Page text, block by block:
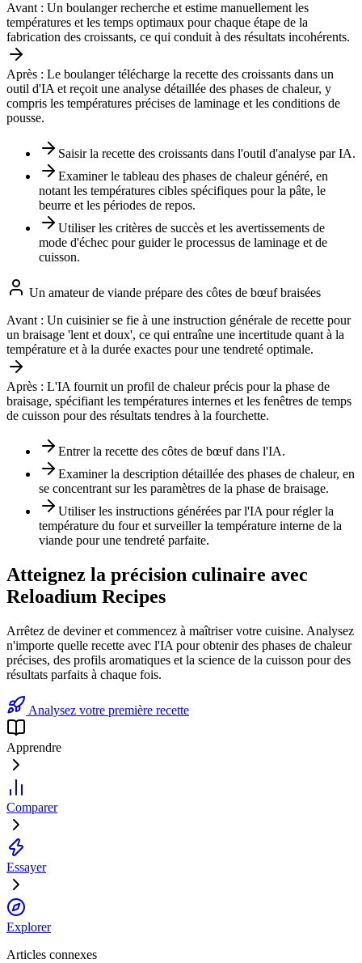
Avant : Un boulanger recherche et estime manuellement les
températures et les temps optimaux pour chaque étape de la
fabrication des croissants, ce qui conduit à des résultats incohérents.
Après : Le boulanger télécharge la recette des croissants dans un
outil d'IA et reçoit une analyse détaillée des phases de chaleur, y
compris les températures précises de laminage et les conditions de
pousse.
Saisir la recette des croissants dans l'outil d'analyse par IA.
Examiner le tableau des phases de chaleur généré, en
notant les températures cibles spécifiques pour la pâte, le
beurre et les périodes de repos.
Utiliser les critères de succès et les avertissements de
mode d'échec pour guider le processus de laminage et de
cuisson.
Un amateur de viande prépare des côtes de bœuf braisées
Avant : Un cuisinier se fie à une instruction générale de recette pour
un braisage 'lent et doux', ce qui entraîne une incertitude quant à la
température et à la durée exactes pour une tendreté optimale.
Après : L'IA fournit un profil de chaleur précis pour la phase de
braisage, spécifiant les températures internes et les fenêtres de temps
de cuisson pour des résultats tendres à la fourchette.
Entrer la recette des côtes de bœuf dans l'IA.
Examiner la description détaillée des phases de chaleur, en
se concentrant sur les paramètres de la phase de braisage.
Utiliser les instructions générées par l'IA pour régler la
température du four et surveiller la température interne de la
viande pour une tendreté parfaite.
Atteignez la précision culinaire avec
Reloadium Recipes
Arrêtez de deviner et commencez à maîtriser votre cuisine. Analysez
n'importe quelle recette avec l'IA pour obtenir des phases de chaleur
précises, des profils aromatiques et la science de la cuisson pour des
résultats parfaits à chaque fois.
Analysez votre première recette
Apprendre
Comparer
Essayer
Explorer
Articles connexes